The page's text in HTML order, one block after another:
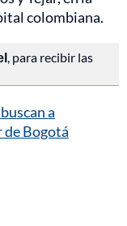
colombiana.
, para recibir las
a
de Bogotá